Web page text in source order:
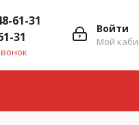
Войти
61-31
31